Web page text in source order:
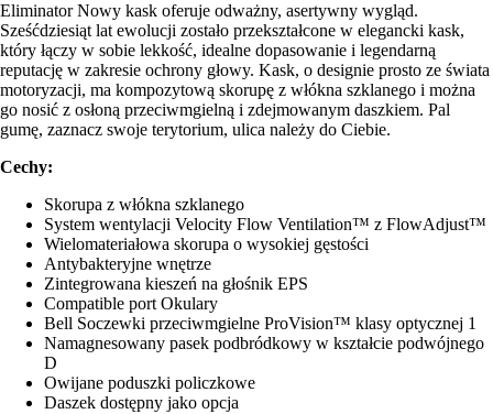
Eliminator Nowy kask oferuje odważny, asertywny wygląd.
Sześćdziesiąt lat ewolucji zostało przekształcone w elegancki kask,
który łączy w sobie lekkość, idealne dopasowanie i legendarną
reputację w zakresie ochrony głowy. Kask, o designie prosto ze świata
motoryzacji, ma kompozytową skorupę z włókna szklanego i można
go nosić z osłoną przeciwmgielną i zdejmowanym daszkiem. Pal
gumę, zaznacz swoje terytorium, ulica należy do Ciebie.
Cechy:
Skorupa z włókna szklanego
System wentylacji Velocity Flow Ventilation™ z FlowAdjust™
Wielomateriałowa skorupa o wysokiej gęstości
Antybakteryjne wnętrze
Zintegrowana kieszeń na głośnik EPS
Compatible port Okulary
Bell Soczewki przeciwmgielne ProVision™ klasy optycznej 1
Namagnesowany pasek podbródkowy w kształcie podwójnego
D
Owijane poduszki policzkowe
Daszek dostępny jako opcja